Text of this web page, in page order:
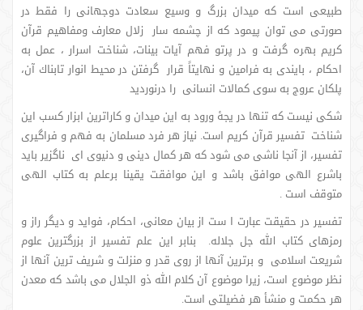
طبیعى است كه میدان بزرگ و وسیع سعادت دوجهانی را فقط در
صورتى مى توان پیمود كه از چشمه سار زلال معارف ومفاهیم قرآن
كریم بهره گرفت و در پرتو فهم آیات بینات، شناخت اسرار ، عمل به
احكام ، بایندى به فرامین و نهایتاً قرار گرفتن در محیط انوار تابناك آن،
پلكان عروج به سوى كمالات انسانی را درنوردید
شكى نیست كه تنها در یجۀ ورود به این میدان و كاراترین ابزار كسب این
شناخت تفسیر قرآن کریم است. نیاز هر فرد مسلمان به فهم و فراگیری
تفسیر، از آنجا ناشی می شود که هر كمال دینى و دنیوى اى ناگزیر باید
باشرع الهى موافق باشد و این موافقت یقینا برعلم به كتاب الهى
متوقف است .
تفسیر در حقیقت عبارت ا ست از بیان معانى، احكام، فواید و دیگر راز و
رمزهاى كتاب الله جل جلاله. بنابر این علم تفسیر از بزرگترین علوم
شریعت اسلامى و برترین آنها از روى قدر و منزلت و شریف ترین آنها از
نظر موضوع است، زیرا موضوع آن كلام الله ذو الجلال مى باشد كه معدن
هر حكمت و منشأ هر فضیلتی است.